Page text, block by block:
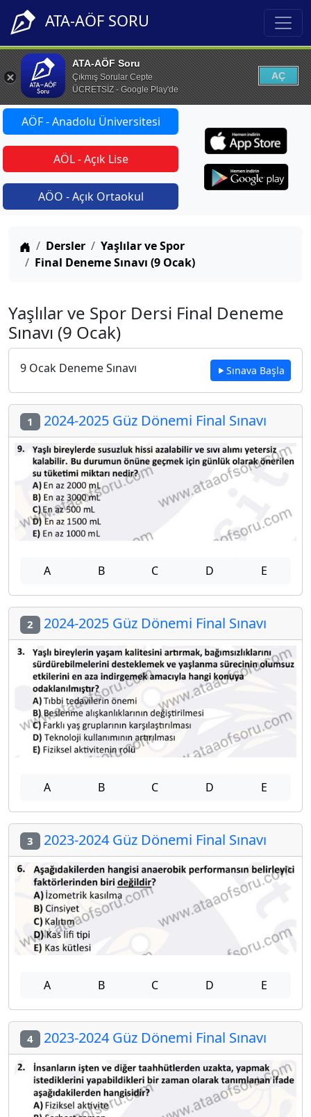
ATA-AÖF SORU
ATA-AÖF Soru
Çıkmış Sorular Cepte
ÜCRETSİZ - Google Play'de
AÇ
AÖF - Anadolu Üniversitesi
AÖL - Açık Lise
AÖO - Açık Ortaokul
Anasayfa
Dersler
Yaşlılar ve Spor
Final Deneme Sınavı (9 Ocak)
Yaşlılar ve Spor Dersi Final Deneme
Sınavı (9 Ocak)
9 Ocak Deneme Sınavı Sınava Başla
1 2024-2025 Güz Dönemi Final Sınavı
A B C D E
2 2024-2025 Güz Dönemi Final Sınavı
A B C D E
3 2023-2024 Güz Dönemi Final Sınavı
A B C D E
4 2023-2024 Güz Dönemi Final Sınavı